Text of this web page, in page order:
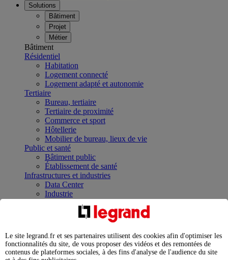
Solutions
Bâtiment
Projet
Métier
Bâtiment
Résidentiel
Habitation
Logement connecté
Logement adapté et autonomie
Tertiaire
Bureau, tertiaire
Tertiaire de proximité
Commerce et sport
Hôtellerie
Mobilier de bureau, lieux de vie
Public et santé
Bâtiment public
Établissement de santé
Infrastructures et industries
Data Center
Industrie
Infrastructures
Contrôler et planifier le fonctionnement des appareils
Répartir et optimiser son tableau électrique
Legrand Data Center Solutions : concentrer les
expertises au service de vos performances
Le site legrand.fr et ses partenaires utilisent des cookies afin d'optimiser les
fonctionnalités du site, de vous proposer des vidéos et des remontées de
contenus de plateformes sociales, à des fins d'analyse de l'audience du site